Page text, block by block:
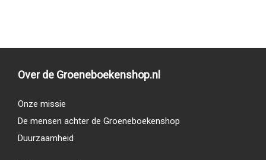
Over de Groeneboekenshop.nl
Onze missie
De mensen achter de Groeneboekenshop
Duurzaamheid